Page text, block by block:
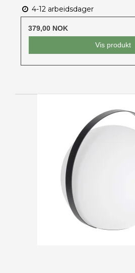
4-12 arbeidsdager
379,00 NOK
Vis produkt